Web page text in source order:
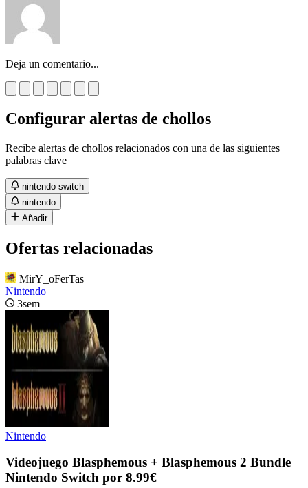
Deja un comentario...
Configurar alertas de chollos
Recibe alertas de chollos relacionados con una de las siguientes
palabras clave
nintendo switch
nintendo
Añadir
Ofertas relacionadas
MirY_oFerTas
Nintendo
3sem
Nintendo
Videojuego Blasphemous + Blasphemous 2 Bundle
Nintendo Switch por 8.99€